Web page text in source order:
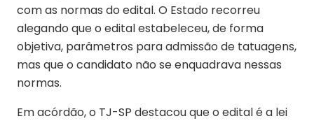
com as normas do edital. O Estado recorreu
alegando que o edital estabeleceu, de forma
objetiva, parâmetros para admissão de tatuagens,
mas que o candidato não se enquadrava nessas
normas.
Em acórdão, o TJ-SP destacou que o edital é a lei